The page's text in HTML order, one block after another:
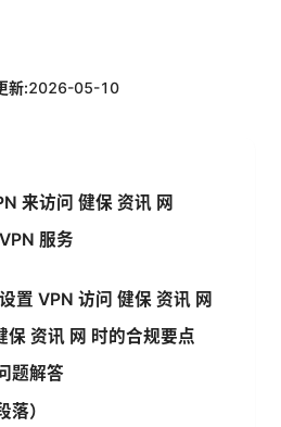
新:2026-05-10
来访问 健保 资讯 网
服务
置 VPN 访问 健保 资讯 网
保 资讯 网 时的合规要点
题解答
落）